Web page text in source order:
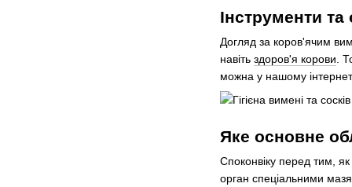
Інструменти та
Догляд за коров'ячим
навіть здоров'я корови .
можна у нашому
Яке основне
Споконвіку перед тим, як
орган спеціальними